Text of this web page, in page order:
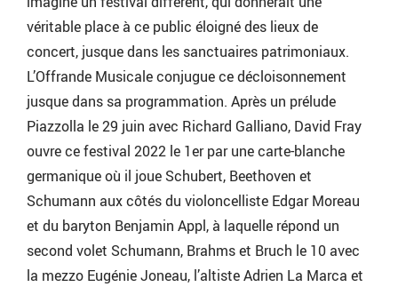
véritable place à ce public éloigné des lieux de
concert, jusque dans les sanctuaires patrimoniaux.
L’Offrande Musicale conjugue ce décloisonnement
jusque dans sa programmation. Après un prélude
Piazzolla le 29 juin avec Richard Galliano, David Fray
ouvre ce festival 2022 le 1er par une carte-blanche
germanique où il joue Schubert, Beethoven et
Schumann aux côtés du violoncelliste Edgar Moreau
et du baryton Benjamin Appl, à laquelle répond un
second volet Schumann, Brahms et Bruch le 10 avec
la mezzo Eugénie Joneau, l’altiste Adrien La Marca et